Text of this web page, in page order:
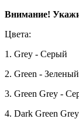
Внимание!
Цвета:
1. Grey - Серый
2. Green - Зеленый
3. Green Grey -
4. Dark Green